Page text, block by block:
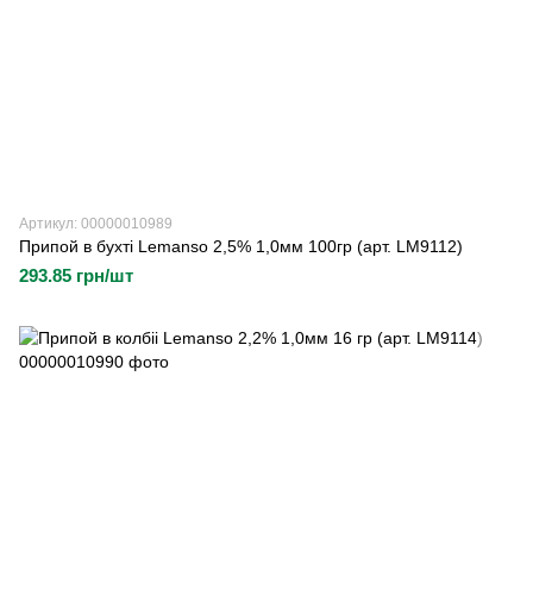
Артикул: 00000010989
Припой в бухті Lemanso 2,5% 1,0мм 100гр (арт. LM9112)
293.85 грн/шт